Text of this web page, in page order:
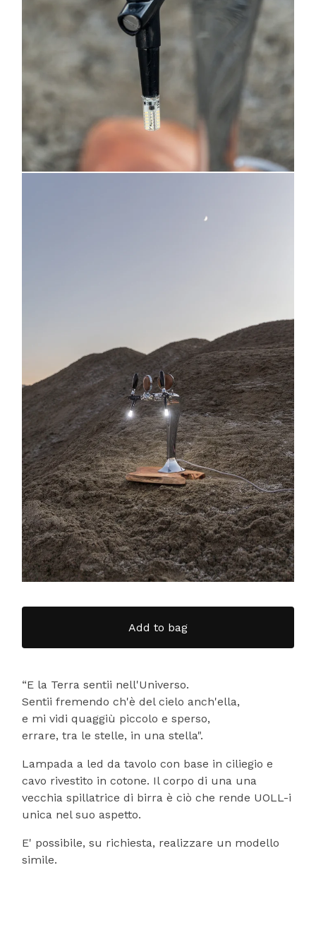
Add to bag
“E la Terra sentii nell'Universo.
Sentii fremendo ch'è del cielo anch'ella,
e mi vidi quaggiù piccolo e sperso,
errare, tra le stelle, in una stella".
Lampada a led da tavolo con base in ciliegio e
cavo rivestito in cotone. Il corpo di una una
vecchia spillatrice di birra è ciò che rende UOLL-i
unica nel suo aspetto.
E' possibile, su richiesta, realizzare un modello
simile.